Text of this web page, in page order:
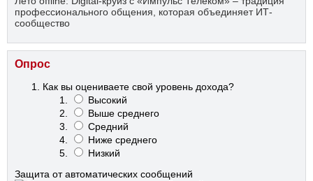
профессионального общения, которая объединяет ИТ-
сообщество
Опрос
Как вы оцениваете свой уровень дохода?
Высокий
Выше среднего
Средний
Ниже среднего
Низкий
Защита от автоматических сообщений